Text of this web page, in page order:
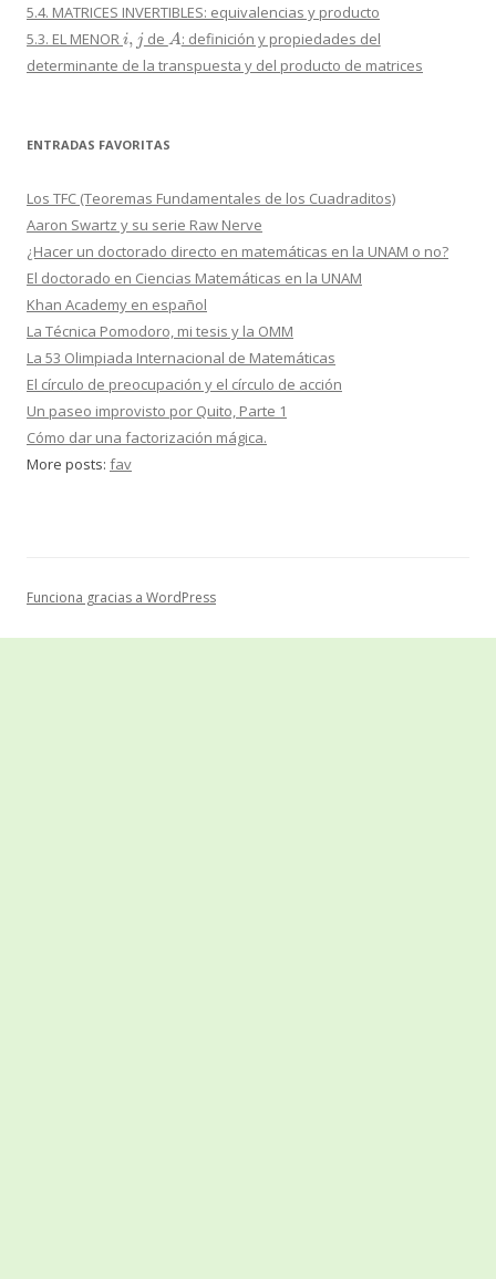
5.4. MATRICES INVERTIBLES: equivalencias y producto
5.3. EL MENOR i,j de A: definición y propiedades del
determinante de la transpuesta y del producto de matrices
ENTRADAS FAVORITAS
Los TFC (Teoremas Fundamentales de los Cuadraditos)
Aaron Swartz y su serie Raw Nerve
¿Hacer un doctorado directo en matemáticas en la UNAM o no?
El doctorado en Ciencias Matemáticas en la UNAM
Khan Academy en español
La Técnica Pomodoro, mi tesis y la OMM
La 53 Olimpiada Internacional de Matemáticas
El círculo de preocupación y el círculo de acción
Un paseo improvisto por Quito, Parte 1
Cómo dar una factorización mágica.
More posts: fav
Funciona gracias a WordPress